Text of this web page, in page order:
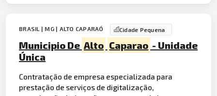
BRASIL | MG | ALTO CAPARAÓ Cidade Pequena
Municipio De Alto Caparao - Unidade
Única
Contratação de empresa especializada para
prestação de serviços de digitalização,